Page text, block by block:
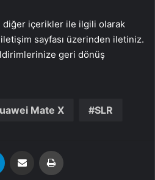
diğer içerikler ile ilgili olarak
sayfası üzerinden iletiniz.
geri dönüş
Mate X SLR
Email'den paylaş